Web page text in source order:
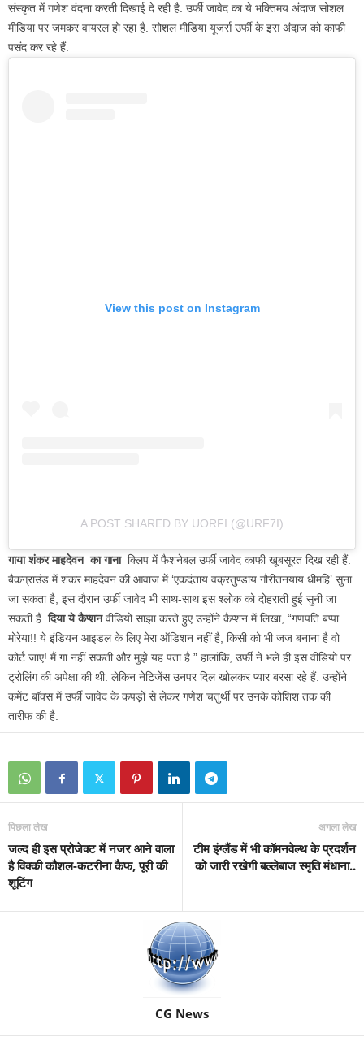
संस्कृत में गणेश वंदना करती दिखाई दे रही है. उर्फी जावेद का ये भक्तिमय अंदाज सोशल
मीडिया पर जमकर वायरल हो रहा है. सोशल मीडिया यूजर्स उर्फी के इस अंदाज को काफी
पसंद कर रहे हैं.
View this post on Instagram
A POST SHARED BY UORFI (@URF7I)
गाया शंकर माहदेवन का गाना क्लिप में फैशनेबल उर्फी जावेद काफी खूबसूरत दिख रही हैं.
बैकग्राउंड में शंकर माहदेवन की आवाज में ‘एकदंताय वक्रतुण्डाय गौरीतनयाय धीमहि’ सुना
जा सकता है, इस दौरान उर्फी जावेद भी साथ-साथ इस श्लोक को दोहराती हुई सुनी जा
सकती हैं.दिया ये कैप्शनवीडियो साझा करते हुए उन्होंने कैप्शन में लिखा, “गणपति बप्पा
मोरेया!! ये इंडियन आइडल के लिए मेरा ऑडिशन नहीं है, किसी को भी जज बनाना है वो
कोर्ट जाए! मैं गा नहीं सकती और मुझे यह पता है.” हालांकि, उर्फी ने भले ही इस वीडियो पर
ट्रोलिंग की अपेक्षा की थी. लेकिन नेटिजेंस उनपर दिल खोलकर प्यार बरसा रहे हैं. उन्होंने
कमेंट बॉक्स में उर्फी जावेद के कपड़ों से लेकर गणेश चतुर्थी पर उनके कोशिश तक की
तारीफ की है.
पिछला लेख
जल्द ही इस प्रोजेक्ट में नजर आने वाला
है विक्की कौशल-कटरीना कैफ, पूरी की
शूटिंग
अगला लेख
टीम इंग्लैंड में भी कॉमनवेल्थ के प्रदर्शन
को जारी रखेगी बल्लेबाज स्मृति मंधाना..
CG News